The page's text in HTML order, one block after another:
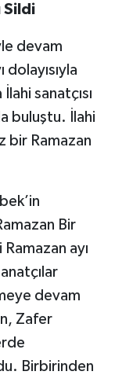
Sildi
devam
sanatçısı
buluştu. İlahi
bir Ramazan
Bir
ayı
devam
Zafer
Birbirinden